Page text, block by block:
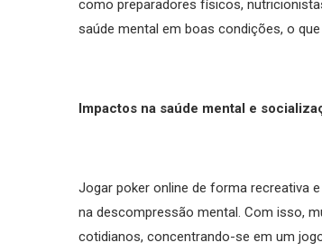
como preparadores físicos,
saúde mental em boas condições, o
Impactos na saúde mental e
Jogar poker online de forma recreativa
na descompressão mental. Com isso,
cotidianos, concentrando-se em um